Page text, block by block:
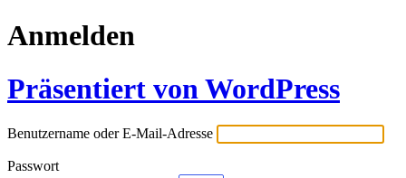
Anmelden
Präsentiert von WordPress
Benutzername oder E-Mail-Adresse
Passwort